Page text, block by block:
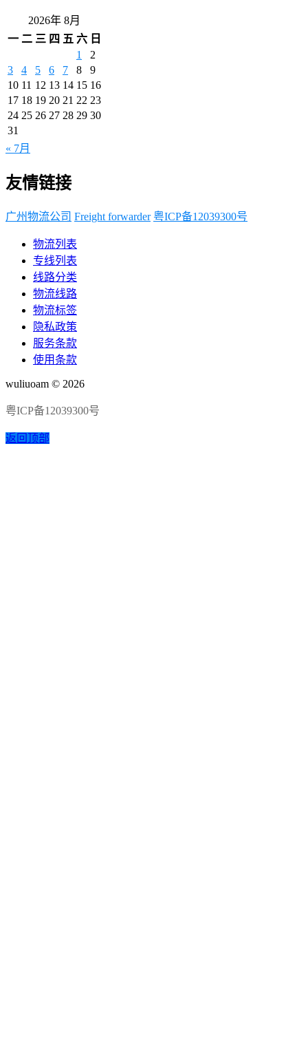
2026年 8月
一 二 三 四 五 六 日
1
2
3
4 5 6 7 8
9
10 11 12 13 14 15 16
17 18 19 20 21 22 23
24 25 26 27 28 29 30
31
« 7月
友情链接
广州物流公司 Freight forwarder 粤ICP备12039300号
物流列表
专线列表
线路分类
物流线路
物流标签
隐私政策
服务条款
使用条款
wuliuoam © 2026
粤ICP备12039300号
返回顶部